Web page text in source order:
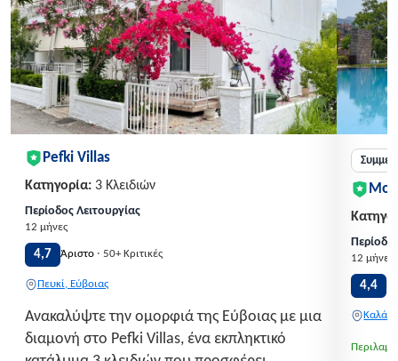
Pefki Villas
Κατηγορία: 3 Κλειδιών
Περίοδος Λειτουργίας
12 μήνες
4,7 Άριστο · 50+ Κριτικές
Πευκί, Εύβοιας
Ανακαλύψτε την ομορφιά της Εύβοιας με μια
διαμονή στο Pefki Villas, ένα εκπληκτικό
12 μήνες
4,4